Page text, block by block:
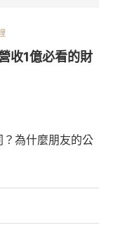
收1億必看的財
為什麼朋友的公